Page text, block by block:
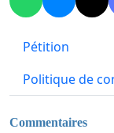
Pétition
Politique de
Commentaires